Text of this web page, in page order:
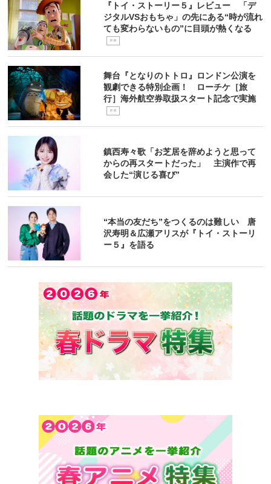
『トイ・ストーリー５』レビュー 「デ
ジタルVSおもちゃ」の先にある“時が流れ
ても変わらないもの”に目頭が熱くなる
P R
舞台『となりのトトロ』ロンドン公演を
観劇できる特別企画！ ローチケ［旅
行］海外航空券取扱スタート記念で実施
P R
鎮西寿々歌「お芝居を辞めようと思って
からの再スタートだった」 主演作で再
会した“演じる喜び”
“本当の友だち”をつくるのは難しい 唐
沢寿明＆広瀬アリスが『トイ・ストーリ
ー５』を語る